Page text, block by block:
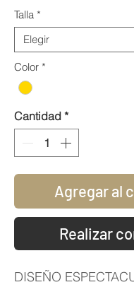
Talla *
Color *
Cantidad *
Agregar al
Realizar
DISEÑO